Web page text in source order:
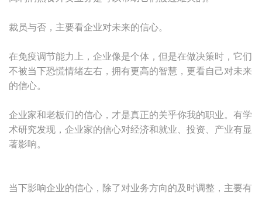
裁员与否，主要看企业对未来的信心。
在免疫调节能力上，企业像是个体，但是在做决策时，它们
不被当下恐慌情绪左右，拥有更高的智慧，更看自己对未来
的信心。
企业家和老板们的信心，才是真正的关乎你我的职业。有学
术研究发现，企业家的信心对经济和就业、投资、产业有显
著影响。
当下影响企业的信心，除了对业务方向的及时调整，主要有